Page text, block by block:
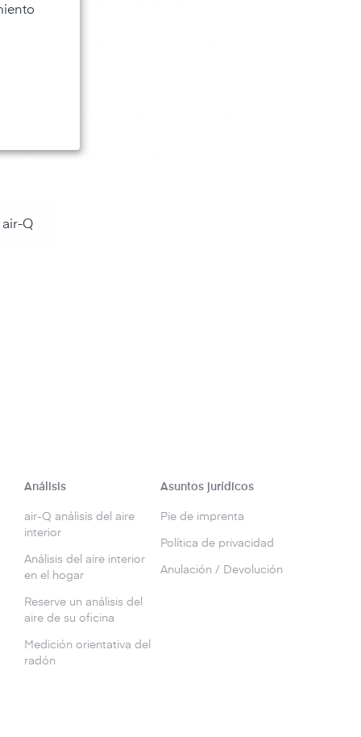
su rendimiento.
air-Q
Análisis
air-Q análisis del aire
interior
Análisis del aire interior
en el hogar
Reserve un análisis del
aire de su oficina
Medición orientativa del
radón
Asuntos jurídicos
Pie de imprenta
Política de privacidad
Anulación / Devolución